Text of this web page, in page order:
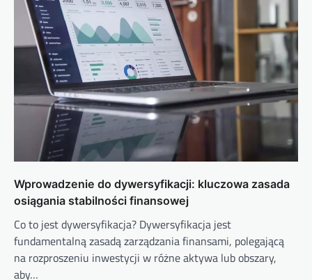
Wprowadzenie do dywersyfikacji: kluczowa zasada
osiągania stabilności finansowej
Co to jest dywersyfikacja? Dywersyfikacja jest
fundamentalną zasadą zarządzania finansami, polegającą
na rozproszeniu inwestycji w różne aktywa lub obszary,
aby…